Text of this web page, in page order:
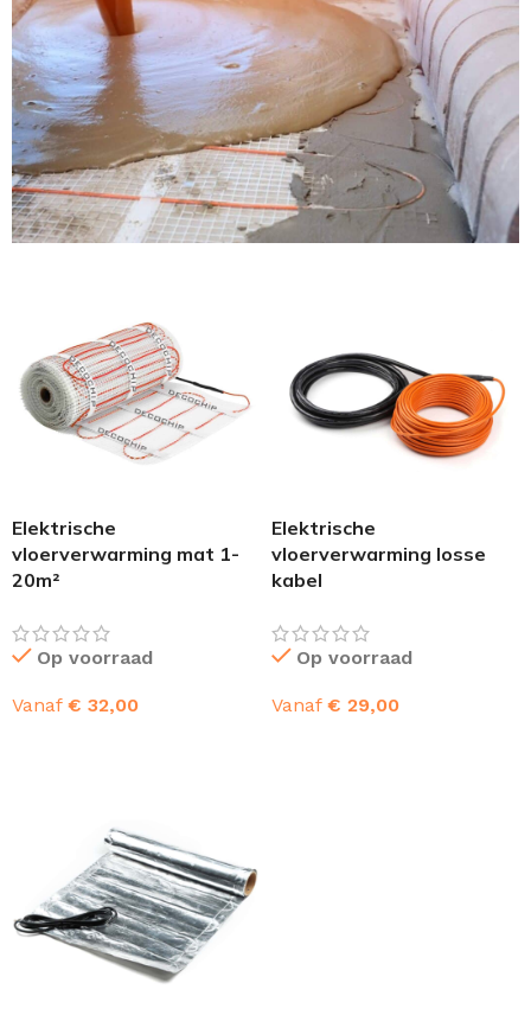
Elektrische
vloerverwarming mat 1-
20m²
Op voorraad
Vanaf € 32,00
Elektrische
vloerverwarming losse
kabel
Op voorraad
Vanaf € 29,00